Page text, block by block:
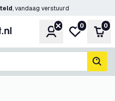
, vandaag verstuurd
Account
Mijn
0 0